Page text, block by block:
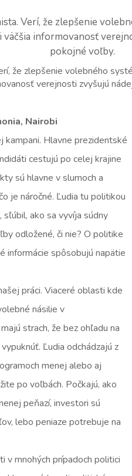
že zlepšenie volebného
verejnosti zvyšujú
Nairobi
Hlavne prezidentské
cestujú po celej krajine
sú hlavne v slumoch a
je náročné. Ľudia tu politikou
ako sa vyvíja súdny
odložené, či nie? O politike
informácie spôsobujú napätie
práci. Viaceré oblasti kde
násilie v
strach, že bez ohľadu na
Ľudia odchádzajú z
menej alebo aj
po voľbách. Počkajú, ako
peňazí, investori sú
lebo peniaze potrebuje na
v mnohých prípadoch politici